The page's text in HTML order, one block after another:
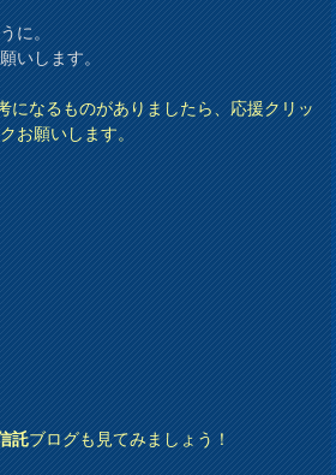
に。
いします。
るものがありましたら、応援クリッ
クお願いします。
託ブログも見てみましょう！